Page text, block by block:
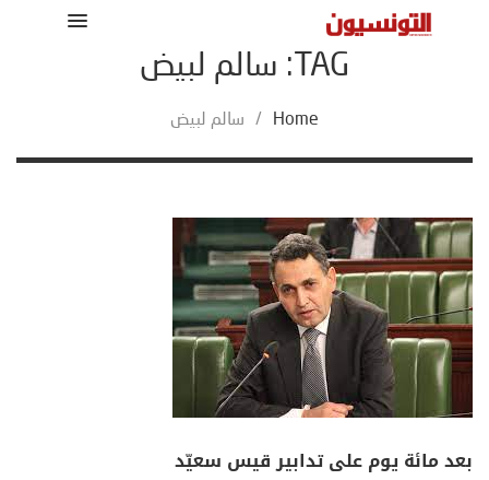
TAG: سالم لبيض
Home
/ سالم لبيض
بعد مائة يوم على تدابير قيس سعيّد